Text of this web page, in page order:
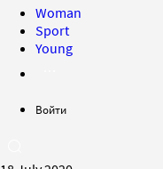
Woman
Sport
Young
Войти